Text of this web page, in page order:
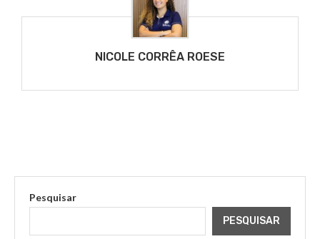
NICOLE CORRÊA ROESE
Pesquisar
PESQUISAR